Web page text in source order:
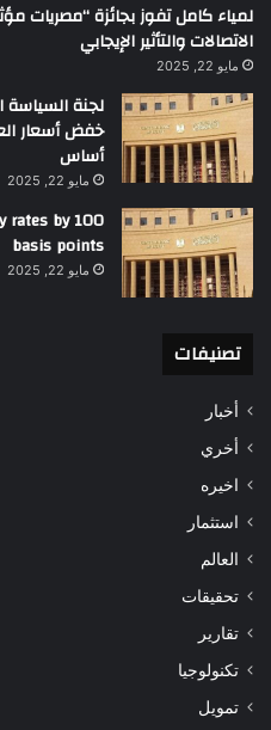
لمياء كامل تفوز بجائزة “مصريات
الاتصالات والتأثير الإيجابي
مايو 22, 2025
لجنة السياسة
أساس
مايو 22, 2025
rates by 100
basis points
مايو 22, 2025
تصنيفات
أخبار
أخري
اخيره
استثمار
العالم
تحقيقات
تقارير
تكنولوجيا
تمويل